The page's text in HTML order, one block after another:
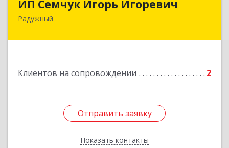
ИП Семчук Игорь Игоревич
Радужный
Клиентов на сопровождении 2
Отправить заявку
Показать контакты
628464, ХМАО-Югра, г. Радужный, 1 мкн.,
Отправить заявку
Назад